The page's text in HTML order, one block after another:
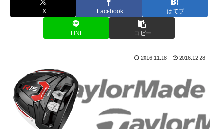
X Facebook はてブ
LINE コピー
2016.11.18 2016.12.28